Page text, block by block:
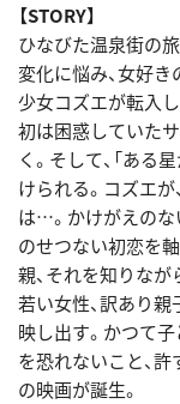
【STORY】
ひなびた温泉街の
変化に悩み、女好
少女コズエが転入
初は困惑していた
く。そして、「ある
けられる。コズエ
は…。かけがえの
のせつない初恋を
親、それを知りな
若い女性、訳あり
映し出す。かつて
を恐れないこと、
の映画が誕生。